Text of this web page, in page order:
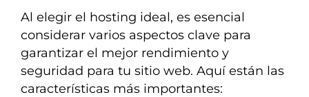
Al elegir el hosting ideal, es esencial
considerar varios aspectos clave para
garantizar el mejor rendimiento y
seguridad para tu sitio web. Aquí están las
características más importantes: